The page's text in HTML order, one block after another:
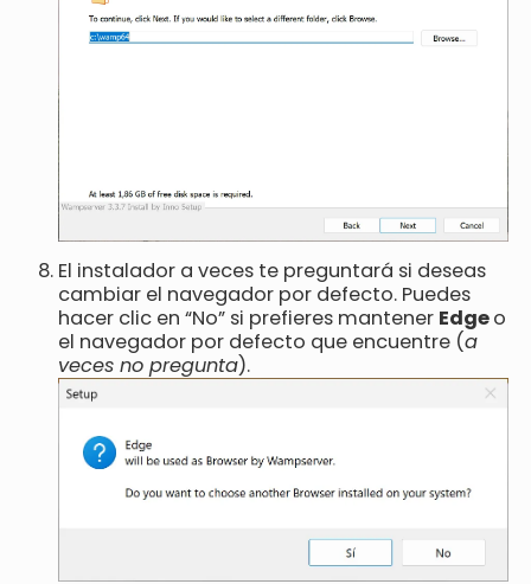
El instalador a veces te preguntará si deseas
cambiar el navegador por defecto. Puedes
hacer clic en “No” si prefieres mantener Edgeo
el navegador por defecto que encuentre (a
veces no pregunta).